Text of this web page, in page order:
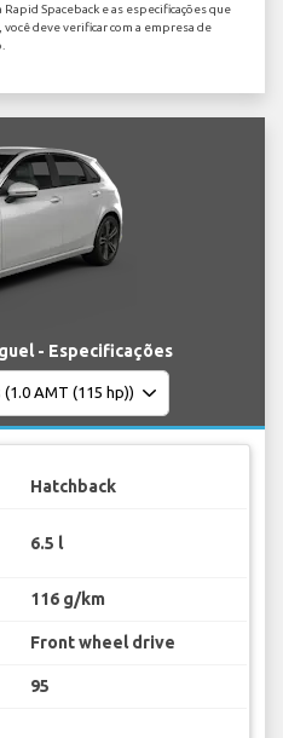
Spaceback e as especificações que
deve verificar com a empresa de
- Especificações
Hatchback
6.5 l
116 g/km
Front wheel drive
95